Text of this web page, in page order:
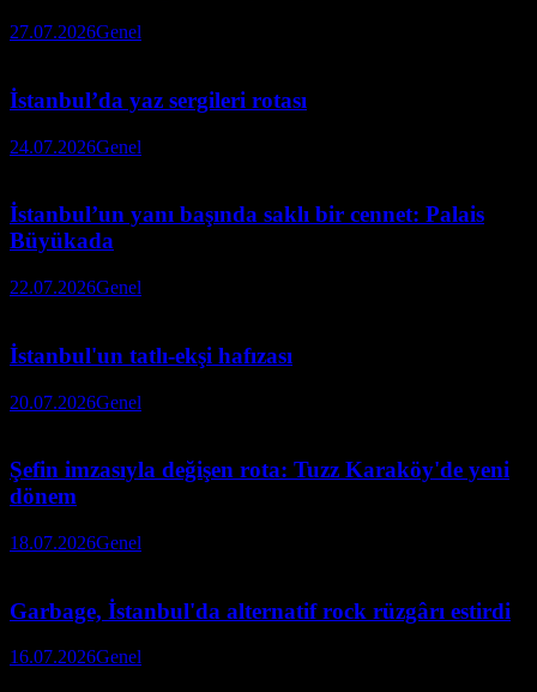
27.07.2026Genel
İstanbul’da yaz sergileri rotası
24.07.2026Genel
İstanbul’un yanı başında saklı bir cennet: Palais
Büyükada
22.07.2026Genel
İstanbul'un tatlı-ekşi hafızası
20.07.2026Genel
Şefin imzasıyla değişen rota: Tuzz Karaköy'de yeni
dönem
18.07.2026Genel
Garbage, İstanbul'da alternatif rock rüzgârı estirdi
16.07.2026Genel